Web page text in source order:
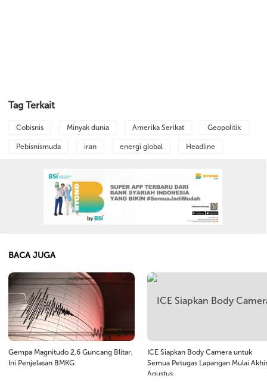
Tag Terkait
Cobisnis Minyak dunia Amerika Serikat Geopolitik
Pebisnismuda iran energi global Headline
BACA JUGA
Gempa Magnitudo 2,6 Guncang Blitar,
Ini Penjelasan BMKG
ICE Siapkan Body Camera untuk
Semua Petugas Lapangan Mulai
Agustus